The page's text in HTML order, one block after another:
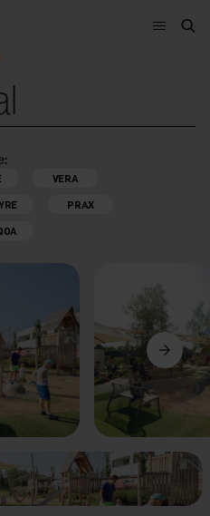
Meniu
VERA
PRAX
Următorul